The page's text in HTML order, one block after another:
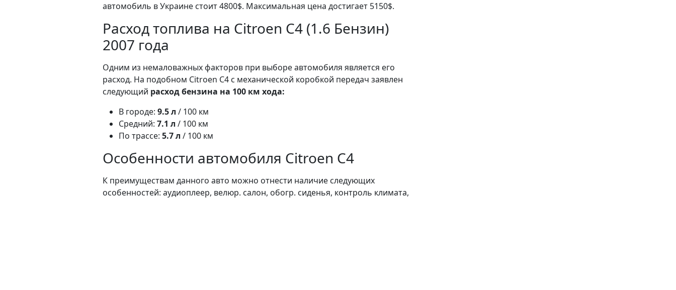
автомобиль в Украине стоит 4800$. Максимальная цена достигает 5150$.
Расход топлива на Citroen C4 (1.6 Бензин)
2007 года
Одним из немаловажных факторов при выборе автомобиля является его
расход. На подобном Citroen C4 с механической коробкой передач заявлен
следующий расход бензина на 100 км хода:
В городе: 9.5 л / 100 км
Средний: 7.1 л / 100 км
По трассе: 5.7 л / 100 км
Особенности автомобиля Citroen C4
К преимуществам данного авто можно отнести наличие следующих
особенностей: аудиоплеер, велюр. салон, обогр. сиденья, контроль климата,